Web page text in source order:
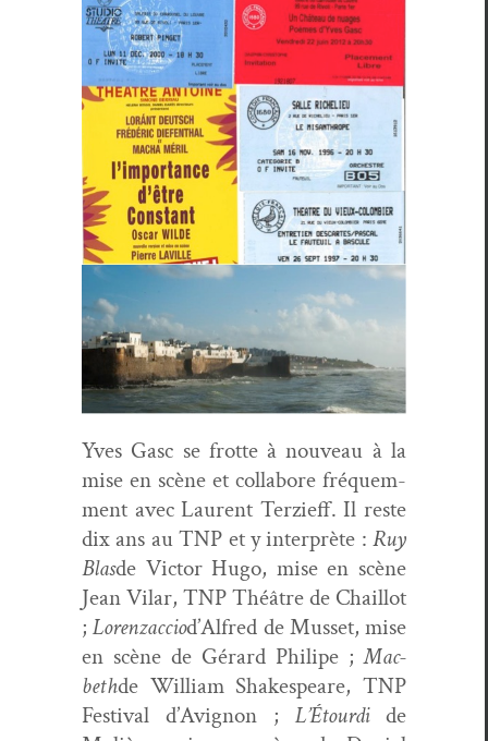
Yves Gasc se frotte à nou­veau à la
mise en scène et col­la­bore fréquem­
ment avec Lau­rent Terzi­eff. Il reste
dix ans au TNP et y inter­prète : Ruy
Blasde Vic­tor Hugo, mise en scène
Jean Vilar, TNP Théâtre de Chail­lot
;Loren­za­c­ciod’Al­fred de Mus­set, mise
en scène de Gérard Philipe ;Mac­
bethde William Shake­speare, TNP
Fes­ti­val d’Avignon ; L’Étourdi de